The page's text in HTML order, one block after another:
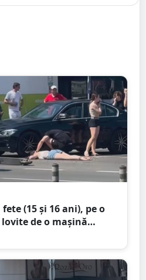
fete (15 și 16 ani), pe o
de o mașină
NEPI